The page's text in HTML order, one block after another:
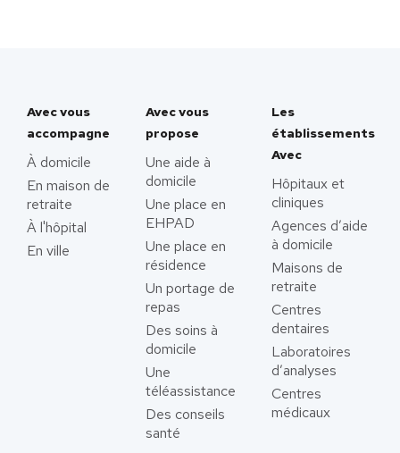
Avec vous
accompagne
À domicile
En maison de
retraite
À l'hôpital
En ville
Avec vous
propose
Une aide à
domicile
Une place en
EHPAD
Une place en
résidence
Un portage de
repas
Des soins à
domicile
Une
téléassistance
Des conseils
santé
Les
établissements
Avec
Hôpitaux et
cliniques
Agences d’aide
à domicile
Maisons de
retraite
Centres
dentaires
Laboratoires
d’analyses
Centres
médicaux